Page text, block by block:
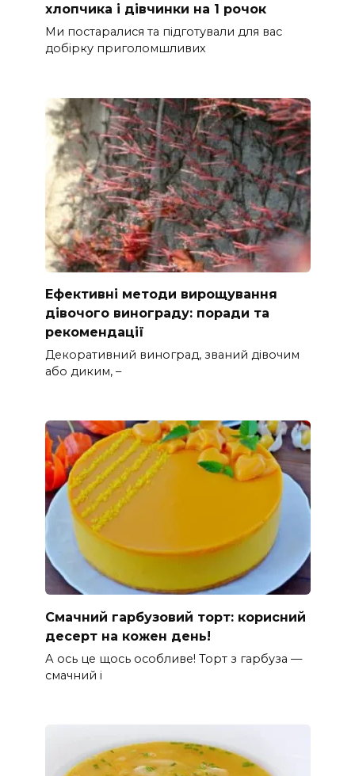
хлопчика і дівчинки на 1 рочок
Ми постаралися та підготували для вас
добірку приголомшливих
Ефективні методи вирощування
дівочого винограду: поради та
рекомендації
Декоративний виноград, званий дівочим
або диким, –
Смачний гарбузовий торт: корисний
десерт на кожен день!
А ось це щось особливе! Торт з гарбуза —
смачний і